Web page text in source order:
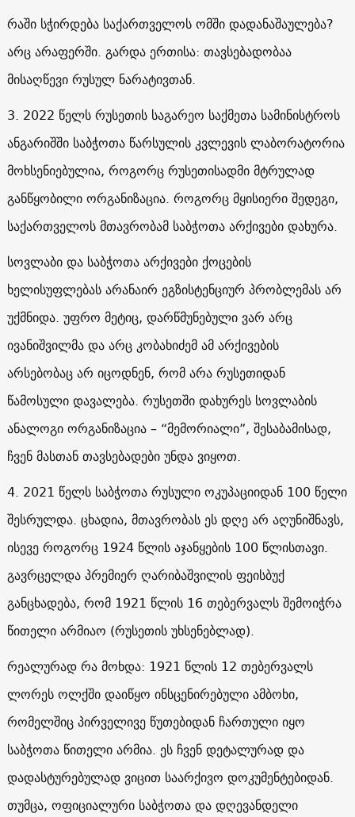
რაში სჭირდება საქართველოს ომში დადანაშაულება?
არც არაფერში. გარდა ერთისა: თავსებადობაა
მისაღწევი რუსულ ნარატივთან.
3. 2022 წელს რუსეთის საგარეო საქმეთა სამინისტროს
ანგარიშში საბჭოთა წარსულის კვლევის ლაბორატორია
მოხსენიებულია, როგორც რუსეთისადმი მტრულად
განწყობილი ორგანიზაცია. როგორც მყისიერი შედეგი,
საქართველოს მთავრობამ საბჭოთა არქივები დახურა.
სოვლაბი და საბჭოთა არქივები ქოცების
ხელისუფლებას არანაირ ეგზისტენციურ პრობლემას არ
უქმნიდა. უფრო მეტიც, დარწმუნებული ვარ არც
ივანიშვილმა და არც კობახიძემ ამ არქივების
არსებობაც არ იცოდნენ, რომ არა რუსეთიდან
წამოსული დავალება. რუსეთში დახურეს სოვლაბის
ანალოგი ორგანიზაცია – “მემორიალი”, შესაბამისად,
ჩვენ მასთან თავსებადები უნდა ვიყოთ.
4. 2021 წელს საბჭოთა რუსული ოკუპაციიდან 100 წელი
შესრულდა. ცხადია, მთავრობას ეს დღე არ აღუნიშნავს,
ისევე როგორც 1924 წლის აჯანყების 100 წლისთავი.
გავრცელდა პრემიერ ღარიბაშვილის ფეისბუქ
განცხადება, რომ 1921 წლის 16 თებერვალს შემოიჭრა
წითელი არმიაო (რუსეთის უხსენებლად).
რეალურად რა მოხდა: 1921 წლის 12 თებერვალს
ლორეს ოლქში დაიწყო ინსცენირებული ამბოხი,
რომელშიც პირველივე წუთებიდან ჩართული იყო
საბჭოთა წითელი არმია. ეს ჩვენ დეტალურად და
დადასტურებულად ვიცით საარქივო დოკუმენტებიდან.
თუმცა, ოფიციალური საბჭოთა და დღევანდელი